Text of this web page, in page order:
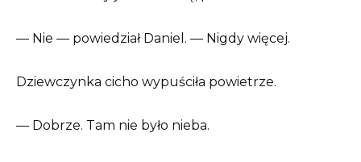
— Nie — powiedział Daniel. — Nigdy więcej.
Dziewczynka cicho wypuściła powietrze.
— Dobrze. Tam nie było nieba.